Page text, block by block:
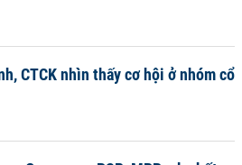
CTCK nhìn thấy cơ hội ở nhóm cổ